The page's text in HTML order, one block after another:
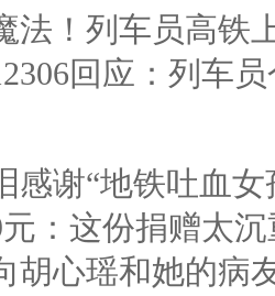
法！列车员高铁
回应：列车
感谢“地铁吐血
元：这份捐赠太
胡心瑶和她的病